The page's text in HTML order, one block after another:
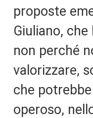
proposte
Giuliano,
non perché
valorizzare,
che
operoso,